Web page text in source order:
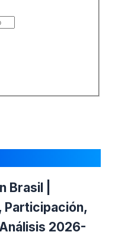
Brasil |
Participación,
2026-